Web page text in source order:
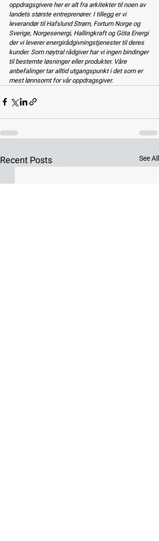
oppdragsgivere her er alt fra arkitekter til noen av
landets største entreprenører. I tillegg er vi
leverandør til Hafslund Strøm, Fortum Norge og
Sverige, Norgesenergi, Hallingkraft og Göta Energi
der vi leverer energirådgivningstjenester til deres
kunder. Som nøytral rådgiver har vi ingen bindinger
til bestemte løsninger eller produkter. Våre
anbefalinger tar alltid utgangspunkt i det som er
mest lønnsomt for vår oppdragsgiver.
Recent Posts See All